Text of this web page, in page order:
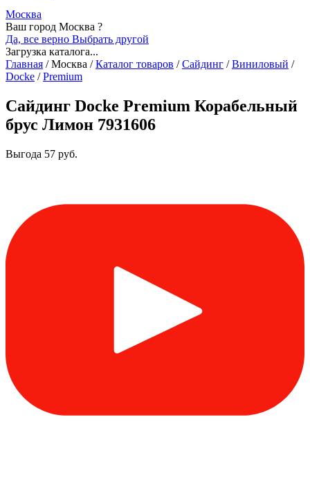
Москва
Ваш город Москва ?
Да, все верно Выбрать другой
Загрузка каталога...
Главная /Москва / Каталог товаров / Сайдинг / Виниловый /
Docke / Premium
Сайдинг Docke Premium Корабельный
брус Лимон 7931606
Выгода 57 руб.